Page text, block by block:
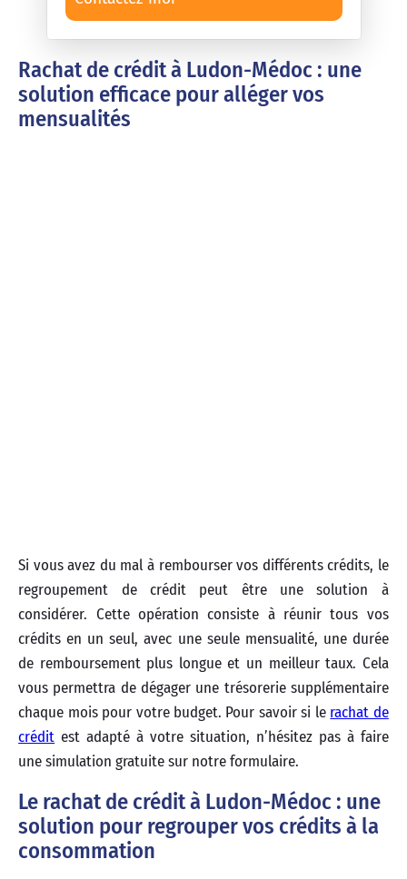
Rachat de crédit à Ludon-Médoc : une
solution efficace pour alléger vos
mensualités
Si vous avez du mal à rembourser vos différents crédits, le
regroupement de crédit peut être une solution à
considérer. Cette opération consiste à réunir tous vos
crédits en un seul, avec une seule mensualité, une durée
de remboursement plus longue et un meilleur taux. Cela
vous permettra de dégager une trésorerie supplémentaire
chaque mois pour votre budget. Pour savoir si le rachat de
crédit est adapté à votre situation, n’hésitez pas à faire
une simulation gratuite sur notre formulaire.
Le rachat de crédit à Ludon-Médoc : une
solution pour regrouper vos crédits à la
consommation